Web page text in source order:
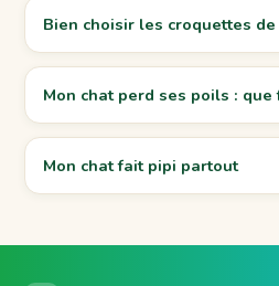
Bien choisir les croquettes
Mon chat perd ses poils : que
Mon chat fait pipi partout